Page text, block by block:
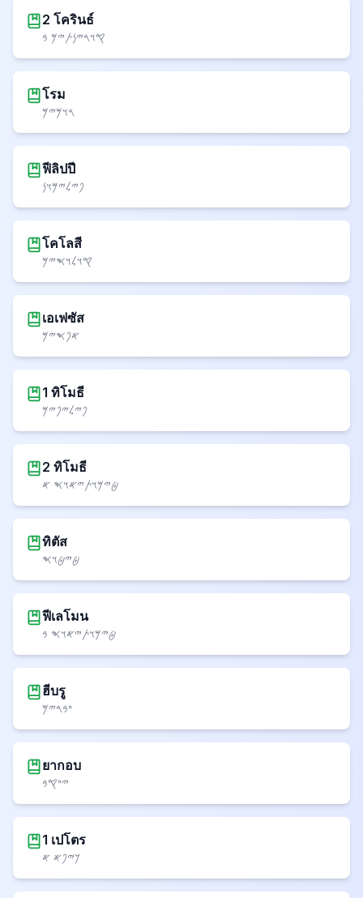
2 โครินธ์
𐤒𐤅𐤓𐤉𐤍𐤕𐤉𐤌 𐤁
โรม
𐤓𐤅𐤌𐤉𐤌
ฟีลิปปี
𐤐𐤉𐤋𐤉𐤌𐤅𐤍
โคโลสี
𐤒𐤅𐤋𐤅𐤎𐤉𐤌
เอเฟซัส
𐤀𐤐𐤎𐤉𐤌
1 ทิโมธี
𐤐𐤉𐤋𐤉𐤐𐤉𐤌
2 ทิโมธี
𐤈𐤉𐤌𐤅𐤕𐤉𐤀𐤅𐤎 𐤀
ทิตัส
𐤈𐤉𐤈𐤅𐤎
ฟีเลโมน
𐤈𐤉𐤌𐤅𐤕𐤉𐤀𐤅𐤎 𐤁
ฮีบรู
𐤏𐤁𐤓𐤉𐤌
ยากอบ
𐤉𐤏𐤒𐤁
1 เปโตร
𐤊𐤉𐤐𐤀 𐤀